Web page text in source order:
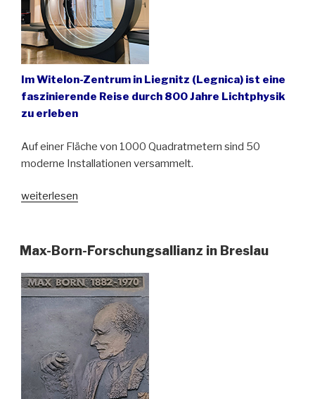
Im Witelon-Zentrum in Liegnitz (Legnica) ist eine
faszinierende Reise durch 800 Jahre Lichtphysik
zu erleben
Auf einer Fläche von 1000 Quadratmetern sind 50
moderne Installationen versammelt.
„Alles
und
in
Liegnitz
erfahren“
weiterlesen
Max-Born-Forschungsallianz in Breslau